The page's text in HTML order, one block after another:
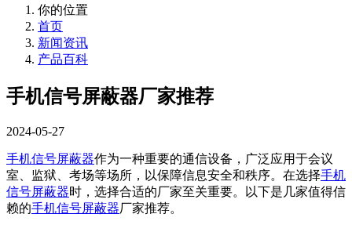
你的位置
首页
新闻资讯
产品百科
手机信号屏蔽器厂家推荐
2024-05-27
手机信号屏蔽器作为一种重要的通信设备，广泛应用于会议
室、监狱、考场等场所，以保障信息安全和秩序。在选择手机
信号屏蔽器时，选择合适的厂家至关重要。以下是几家值得信
赖的手机信号屏蔽器厂家推荐。